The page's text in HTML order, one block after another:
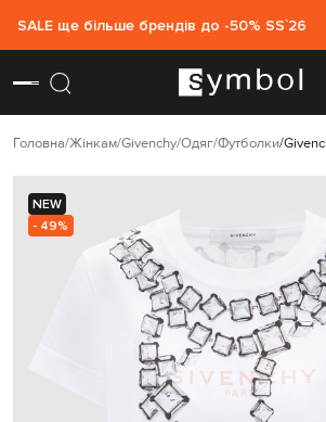
SALE ще більше брендів до -50% SS`26
Головна Жінкам Givenchy Одяг Футболки
NEW
- 49%